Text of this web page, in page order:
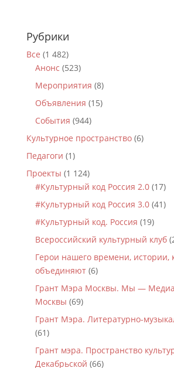
Рубрики
Все (1 482)
Анонс (523)
Мероприятия (8)
Объявления (15)
События (944)
Культурное пространство(6)
Педагоги (1)
Проекты (1 124)
#Культурный код Россия 2.0(17)
#Культурный код Россия 3.0(41)
#Культурный код. Россия (19)
Всероссийский культурный клуб
Герои нашего времени, истории,
объединяют(6)
Грант Мэра Москвы. Мы —
Москвы (69)
Грант Мэра. Литературно-
(61)
Грант мэра. Пространство
Декабрьской (66)